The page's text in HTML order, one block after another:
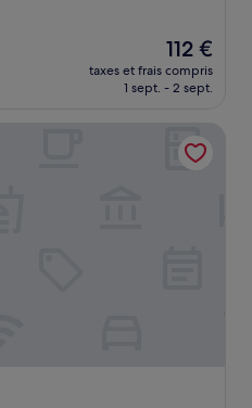
Le
nouveau
prix
de
112 €
112 €
taxes et frais compris
1 sept. - 2 sept.